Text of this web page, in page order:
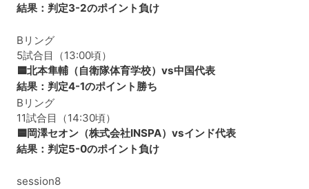
結果：判定3-2のポイント負け
Bリング
5試合目（13:00頃）
🟦北本隼輔（自衛隊体育学校）vs中国代表
結果：判定4-1のポイント勝ち
Bリング
11試合目（14:30頃）
🟦岡澤セオン（株式会社INSPA）vsインド代表
結果：判定5-0のポイント負け
session8